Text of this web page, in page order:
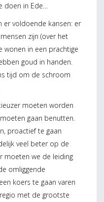
in Ede…
er voldoende kansen: er
zijn (over het
wonen in een prachtige
goud in handen.
tijd om de schroom
moeten worden
gaan benutten.
proactief te gaan
veel beter op de
moeten we de leiding
omliggende
koers te gaan varen
met de grootste